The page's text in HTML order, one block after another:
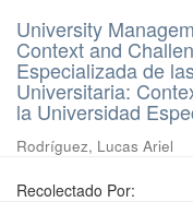
University
Context and
Especializada de
Universitaria:
la Universidad
Rodríguez, Lucas Ariel
Recolectado Por: